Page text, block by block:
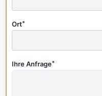
Ort*
Ihre Anfrage*